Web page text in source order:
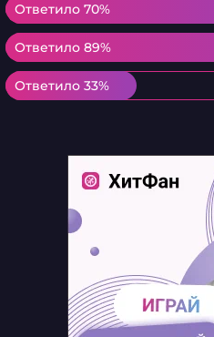
Ответило 70%
Ответило 70%
Ответило 89%
Ответило 89%
Ответило 33%
Ответило 33%